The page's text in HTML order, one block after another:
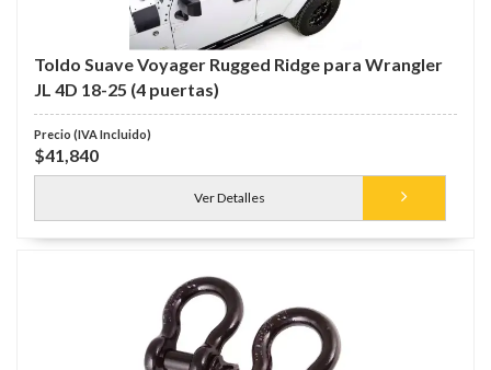
Toldo Suave Voyager Rugged Ridge para Wrangler
JL 4D 18-25 (4 puertas)
$41,840
Ver Detalles